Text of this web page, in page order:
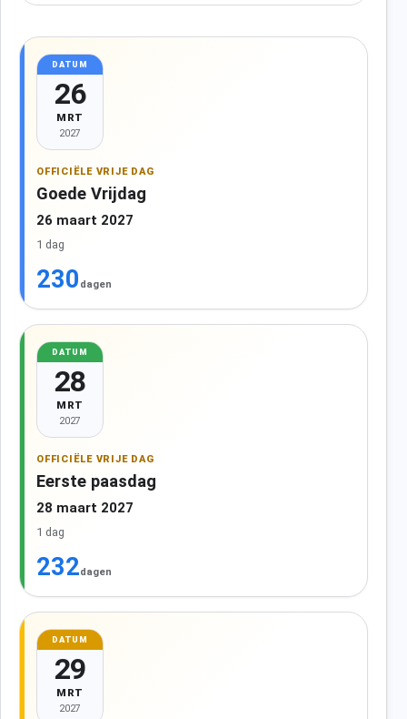
DATUM
26
MRT
2027
OFFICIËLE VRIJE DAG
Goede Vrijdag
26 maart 2027
1 dag
230 dagen
DATUM
28
MRT
2027
OFFICIËLE VRIJE DAG
Eerste paasdag
28 maart 2027
1 dag
232dagen
DATUM
29
MRT
2027